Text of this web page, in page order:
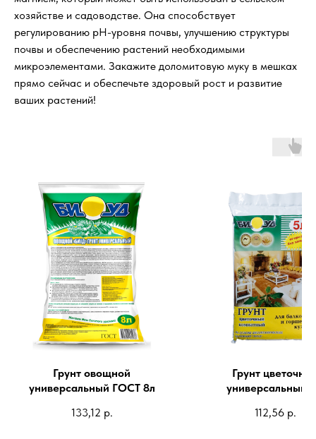
хозяйстве и садоводстве. Она способствует
регулированию pH-уровня почвы, улучшению структуры
почвы и обеспечению растений необходимыми
микроэлементами. Закажите доломитовую муку в мешках
прямо сейчас и обеспечьте здоровый рост и развитие
ваших растений!
Грунт овощной
универсальный ГОСТ 8л
133,12 р.
Грунт
универсальный,
112,56 р.